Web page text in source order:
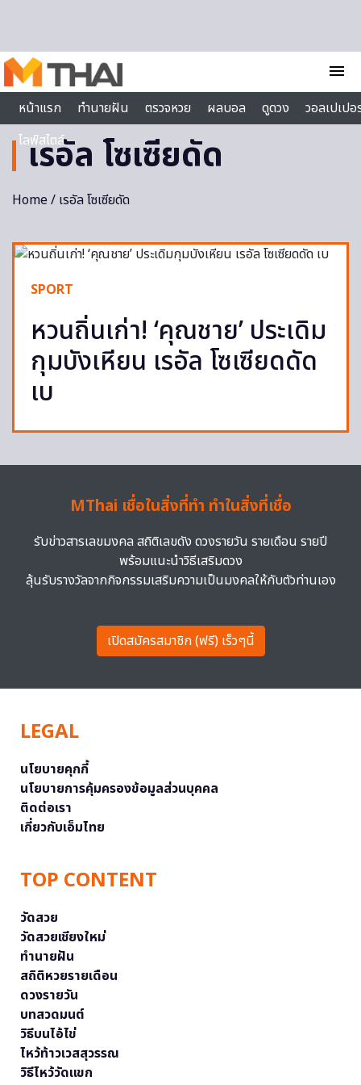
menu
หน้าแรก
ทำนายฝัน ตรวจหวย ผลบอล ดูดวง
วอลเปเป
ไลฟ์สไตล์
เรอัล โซเซียดัด
Home/ เรอัล โซเซียดัด
SPORT
หวนถิ่นเก่า! ‘คุณชาย’ ประเดิม
กุมบังเหียน เรอัล โซเซียดดัด
เบ
MThai เชื่อในสิ่งที่ทำ ทำในสิ่งที่เชื่อ
รับข่าวสารเลขมงคล สถิติเลขดัง ดวงรายวัน รายเดือน รายปี
พร้อมแนะนำวิธีเสริมดวง
ลุ้นรับรางวัลจากกิจกรรมเสริมความเป็นมงคลให้กับตัวท่านเอง
เปิดสมัครสมาชิก (ฟรี) เร็วๆนี้
LEGAL
นโยบายคุกกี้
นโยบายการคุ้มครองข้อมูลส่วนบุคคล
ติดต่อเรา
เกี่ยวกับเอ็มไทย
TOP CONTENT
วัดสวย
วัดสวยเชียงใหม่
ทำนายฝัน
สถิติหวยรายเดือน
ดวงรายวัน
บทสวดมนต์
วิธีบนไอ้ไข่
ไหว้ท้าวเวสสุวรรณ
วิธีไหว้วัดแขก